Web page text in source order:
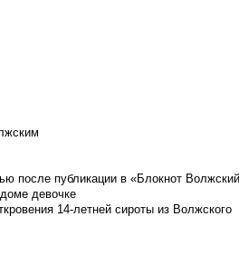
после публикации в «Блокнот
девочке
14-летней сироты из Волжского